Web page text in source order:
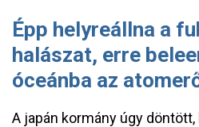
Épp helyreállna a
halászat, erre
óceánba az
A japán kormány úgy